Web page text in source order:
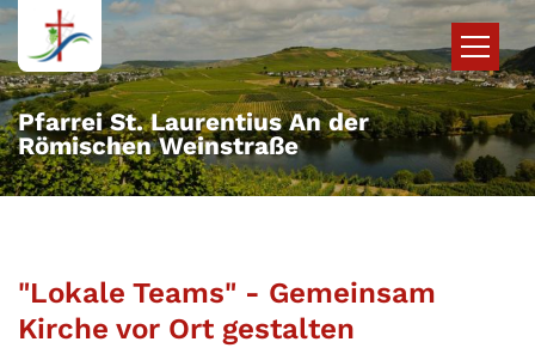
Zum Inhalt springen
Pfarrei St. Laurentius An der
Römischen Weinstraße
"Lokale Teams" - Gemeinsam
Kirche vor Ort gestalten